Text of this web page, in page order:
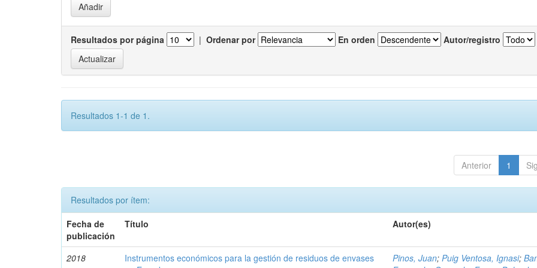
Resultados por página | Ordenar por En orden Autor/registro
Resultados 1-1 de 1.
Anterior 1
Resultados por ítem:
Fecha de
publicación
Título Autor(es)
2018
Instrumentos económicos para la gestión de residuos de envases
Pinos, Juan;Puig Ventosa, Ignasi;